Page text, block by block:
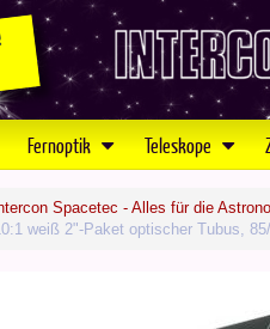
Fernoptik Teleskope
Spacetec - Alles für die
weiß 2"-Paket optischer Tubus,